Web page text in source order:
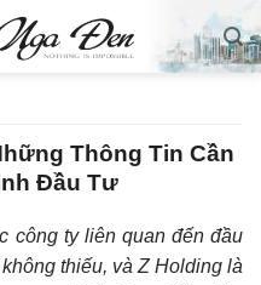
Thông Tin Cần
Đầu Tư
công ty liên quan đến đầu
thiếu, và Z Holding là